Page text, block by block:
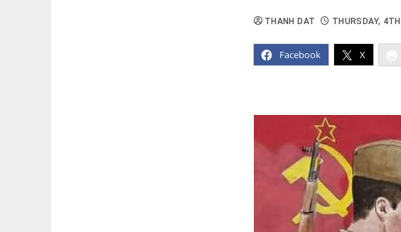
Facebook X
THANH DAT THURSDAY,